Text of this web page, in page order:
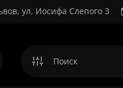
ул. Иосифа Слепого 3